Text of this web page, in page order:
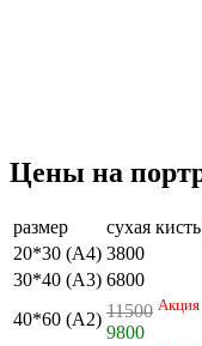
Цены на
размер сухая
20*30 (А4) 3800
30*40 (А3) 6800
40*60 (А2) 11500 Акция
9800